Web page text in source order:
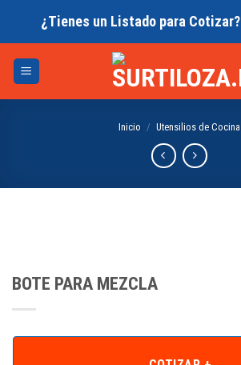
¿Tienes un Listado para Cotizar?
Inicio / Utensilios de Cocina
BOTE PARA MEZCLA